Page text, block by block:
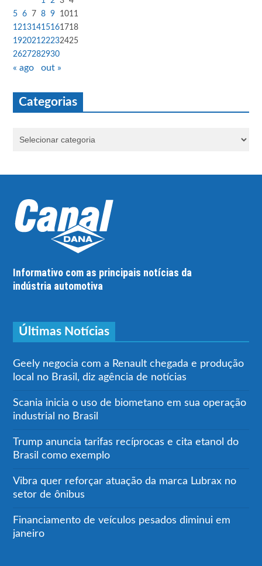
5 6 7 8 9 1011
12131415161718
192021 22232425
2627282930
« ago out »
Categorias
Informativo com as principais notícias da
indústria automotiva
Últimas Notícias
Geely negocia com a Renault chegada e produção
local no Brasil, diz agência de notícias
Scania inicia o uso de biometano em sua operação
industrial no Brasil
Trump anuncia tarifas recíprocas e cita etanol do
Brasil como exemplo
Vibra quer reforçar atuação da marca Lubrax no
setor de ônibus
Financiamento de veículos pesados diminui em
janeiro